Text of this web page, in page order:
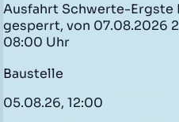
Ausfahrt Schwerte-Ergste
gesperrt, von 07.08.2026
08:00 Uhr
Baustelle
05.08.26, 12:00